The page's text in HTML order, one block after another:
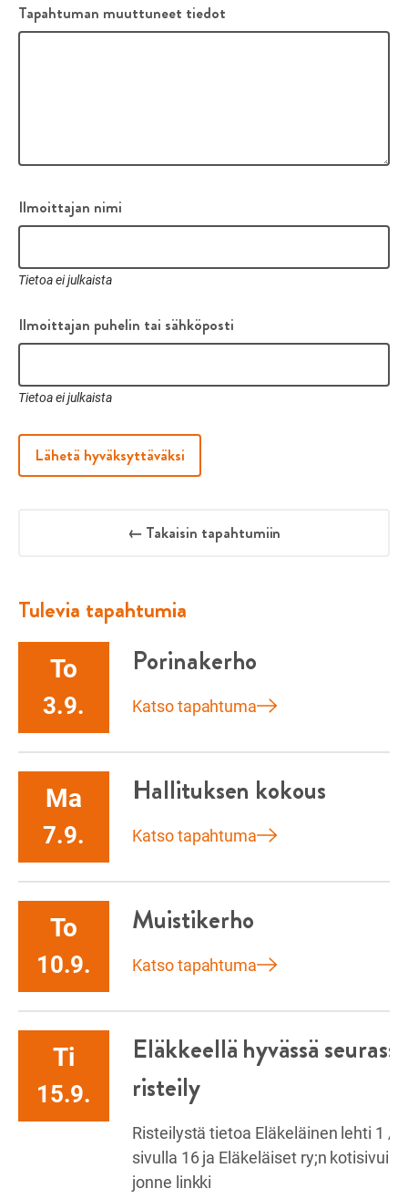
Tapahtuman muuttuneet tiedot
Ilmoittajan nimi
Tietoa ei julkaista
Ilmoittajan puhelin tai sähköposti
Tietoa ei julkaista
Lähetä hyväksyttäväksi
← Takaisin tapahtumiin
Tulevia tapahtumia
To
3.9.
Porinakerho
Katso tapahtuma
Ma
7.9.
Hallituksen kokous
Katso tapahtuma
To
10.9.
Muistikerho
Katso tapahtuma
Ti
15.9.
Eläkkeellä hyvässä seurassa
risteily
Risteilystä tietoa Eläkeläinen lehti 1 /
sivulla 16 ja Eläkeläiset ry;n kotisivuilla,
jonne linkki